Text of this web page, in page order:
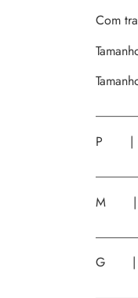
Com
P |
M |
G |